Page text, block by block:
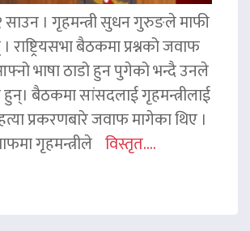
साउन । गृहमन्त्री सुधन गुरुङले माफी
राष्ट्रियसभा बैठकमा प्रश्नको जवाफ
भाषा ठाडो हुन पुगेको भन्दै उनले
बैठकमा सांसदलाई गृहमन्त्रीलाई
प्रकरणबारे जवाफ मागेका थिए ।
गृहमन्त्रीले विस्तृत....